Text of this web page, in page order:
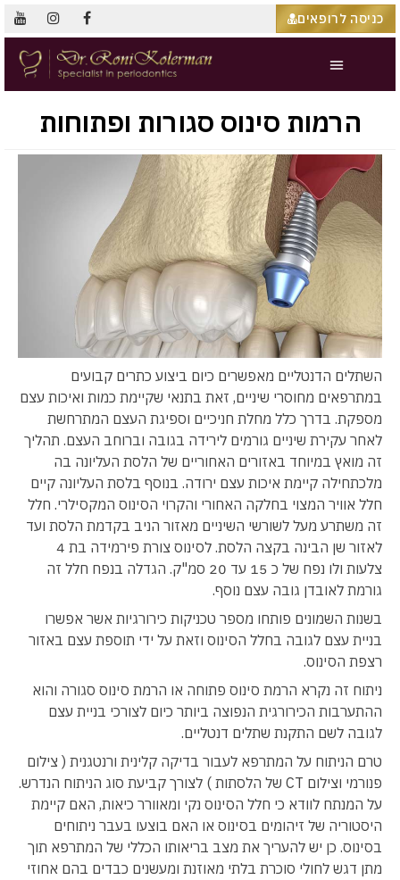
כניסה לרופאים
הרמות סינוס סגורות ופתוחות
השתלים הדנטליים מאפשרים כיום ביצוע כתרים קבועים
במתרפאים מחוסרי שיניים, זאת בתנאי שקיימת כמות ואיכות עצם
מספקת. בדרך כלל מחלת חניכיים וספיגת העצם המתרחשת
לאחר עקירת שיניים גורמים לירידה בגובה וברוחב העצם. תהליך
זה מואץ במיוחד באזורים האחוריים של הלסת העליונה בה
מלכתחילה קיימת איכות עצם ירודה. בנוסף בלסת העליונה קיים
חלל אוויר המצוי בחלקה האחורי והקרוי הסינוס המקסילרי. חלל
זה משתרע מעל לשורשי השיניים מאזור הניב בקדמת הלסת ועד
לאזור שן הבינה בקצה הלסת. לסינוס צורת פירמידה בת 4
צלעות ולו נפח של כ 15 עד 20 סמ"ק. הגדלה בנפח חלל זה
גורמת לאובדן גובה עצם נוסף.
בשנות השמונים פותחו מספר טכניקות כירורגיות אשר אפשרו
בניית עצם לגובה בחלל הסינוס וזאת על ידי תוספת עצם באזור
רצפת הסינוס.
ניתוח זה נקרא הרמת סינוס פתוחה או הרמת סינוס סגורה והוא
ההתערבות הכירורגית הנפוצה ביותר כיום לצורכי בניית עצם
לגובה לשם התקנת שתלים דנטליים.
טרם הניתוח על המתרפא לעבור בדיקה קלינית ורנטגנית ( צילום
פנורמי וצילום CT של הלסתות ) לצורך קביעת סוג הניתוח הנדרש.
על המנתח לוודא כי חלל הסינוס נקי ומאוורר כיאות, האם קיימת
היסטוריה של זיהומים בסינוס או האם בוצעו בעבר ניתוחים
בסינוס. כן יש להעריך את מצב בריאותו הכללי של המתרפא תוך
מתן דגש לחולי סוכרת בלתי מאוזנת ומעשנים כבדים בהם אחוזי